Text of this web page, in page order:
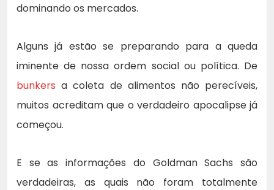
dominando os mercados.
Alguns já estão se preparando para a queda
iminente de nossa ordem social ou política. De
bunkers a coleta de alimentos não perecíveis,
muitos acreditam que o verdadeiro apocalipse já
começou.
E se as informações do Goldman Sachs são
verdadeiras, as quais não foram totalmente